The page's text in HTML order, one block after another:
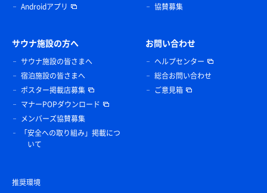
Androidアプリ
協賛募集
サウナ施設の方へ
サウナ施設の皆さまへ
宿泊施設の皆さまへ
ポスター掲載店募集
マナーPOPダウンロード
メンバーズ協賛募集
「安全への取り組み」掲載につ
いて
お問い合わせ
ヘルプセンター
総合お問い合わせ
ご意見箱
推奨環境